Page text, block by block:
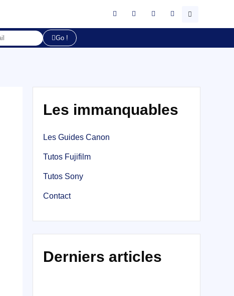
Go !
Les immanquables
Les Guides Canon
Tutos Fujifilm
Tutos Sony
Contact
Derniers articles